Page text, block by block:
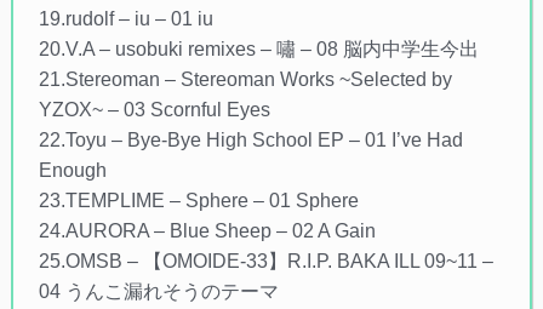
19.rudolf – iu – 01 iu
20.V.A – usobuki remixes – 嘯 – 08 脳内中学生今出
21.Stereoman – Stereoman Works ~Selected by
YZOX~ – 03 Scornful Eyes
22.Toyu – Bye-Bye High School EP – 01 I’ve Had
Enough
23.TEMPLIME – Sphere – 01 Sphere
24.AURORA – Blue Sheep – 02 A Gain
25.OMSB – 【OMOIDE-33】R.I.P. BAKA ILL 09~11 –
04 うんこ漏れそうのテーマ